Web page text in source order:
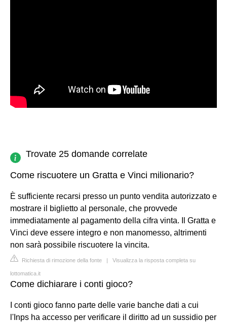
Trovate 25 domande correlate
Come riscuotere un Gratta e Vinci milionario?
È sufficiente recarsi presso un punto vendita autorizzato e
mostrare il biglietto al personale, che provvede
immediatamente al pagamento della cifra vinta. Il Gratta e
Vinci deve essere integro e non manomesso, altrimenti
non sarà possibile riscuotere la vincita.
Richiesta di rimozione della fonte | Visualizza la risposta completa su
lottomatica.it
Come dichiarare i conti gioco?
I conti gioco fanno parte delle varie banche dati a cui
l'Inps ha accesso per verificare il diritto ad un sussidio per